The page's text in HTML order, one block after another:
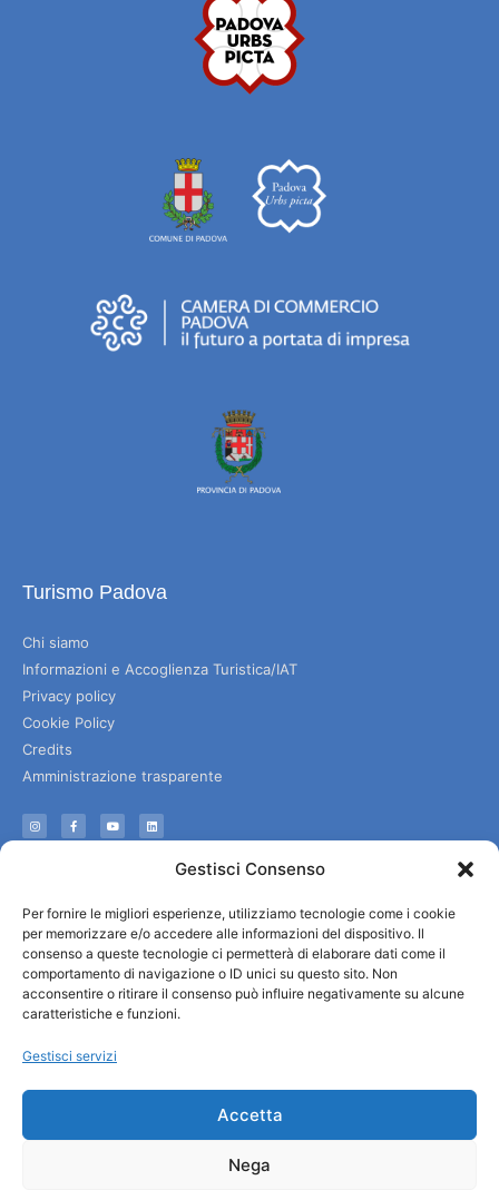
Gestisci Consenso
Per fornire le migliori esperienze, utilizziamo tecnologie come i cookie
per memorizzare e/o accedere alle informazioni del dispositivo. Il
consenso a queste tecnologie ci permetterà di elaborare dati come il
comportamento di navigazione o ID unici su questo sito. Non
acconsentire o ritirare il consenso può influire negativamente su alcune
caratteristiche e funzioni.
Gestisci servizi
Accetta
Nega
Turismo Padova
Chi siamo
Informazioni e Accoglienza Turistica/IAT
Privacy policy
Cookie Policy
Credits
Amministrazione trasparente
Servizi utili
Download brochures